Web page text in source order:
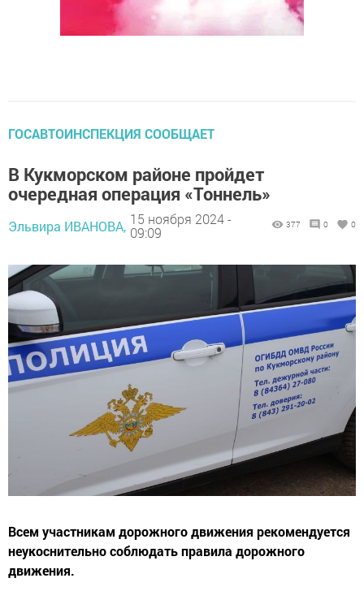
ГОСАВТОИНСПЕКЦИЯ СООБЩАЕТ
В Кукморском районе пройдет
очередная операция «Тоннель»
Эльвира ИВАНОВА, 15 ноября 2024 -
09:09
377 0 0
Всем участникам дорожного движения рекомендуется
неукоснительно соблюдать правила дорожного
движения.